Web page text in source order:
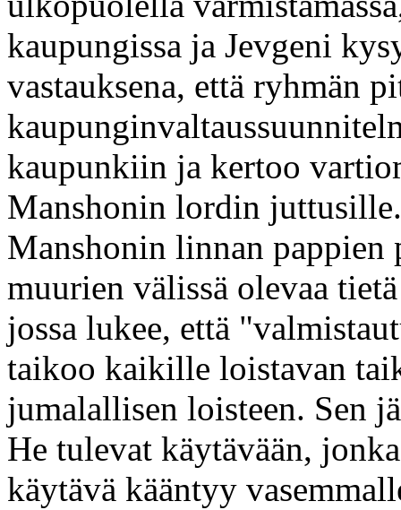
kaupungissa ja Jevgeni
vastauksena, että ryhmän
kaupunkiin ja kertoo
Manshonin lordin
Manshonin linnan pappien
muurien välissä olevaa
jossa lukee, että
taikoo kaikille loistavan
jumalallisen loisteen. Sen
He tulevat käytävään,
käytävä kääntyy